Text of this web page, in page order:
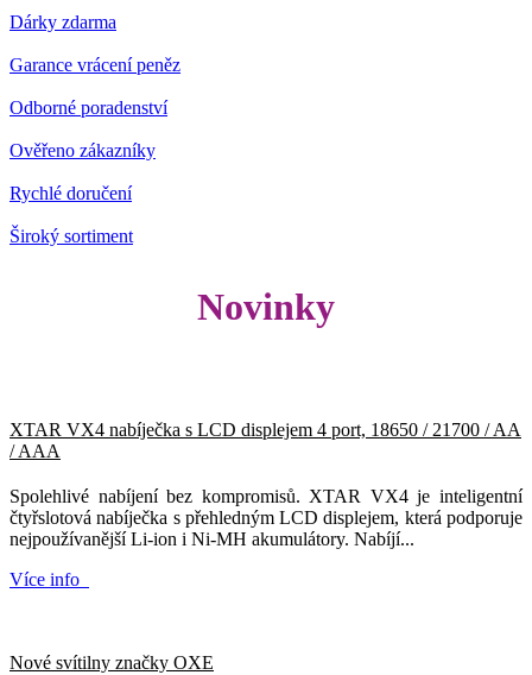
Dárky zdarma
Garance vrácení peněz
Odborné poradenství
Ověřeno zákazníky
Rychlé doručení
Široký sortiment
Novinky
XTAR VX4 nabíječka s LCD displejem 4 port, 18650 / 21700 / AA
/ AAA
Spolehlivé nabíjení bez kompromisů. XTAR VX4 je inteligentní
čtyřslotová nabíječka s přehledným LCD displejem, která podporuje
nejpoužívanější Li-ion i Ni-MH akumulátory. Nabíjí...
Více info
Nové svítilny značky OXE